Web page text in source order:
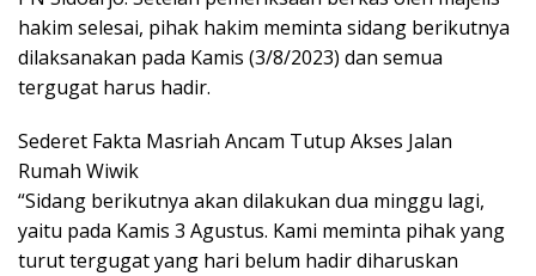
hakim selesai, pihak hakim meminta sidang berikutnya
dilaksanakan pada Kamis (3/8/2023) dan semua
tergugat harus hadir.
Sederet Fakta Masriah Ancam Tutup Akses Jalan
Rumah Wiwik
“Sidang berikutnya akan dilakukan dua minggu lagi,
yaitu pada Kamis 3 Agustus. Kami meminta pihak yang
turut tergugat yang hari belum hadir diharuskan